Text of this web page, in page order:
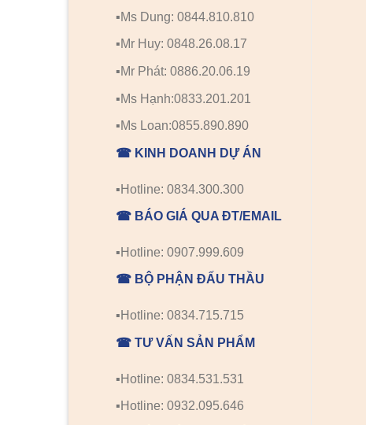
▪️Ms Dung: 0844.810.810
▪️Mr Huy: 0848.26.08.17
▪️Mr Phát: 0886.20.06.19
▪️Ms Hạnh:0833.201.201
▪️Ms Loan:0855.890.890
☎ KINH DOANH DỰ ÁN
▪️Hotline: 0834.300.300
☎ BÁO GIÁ QUA ĐT/EMAIL
▪️Hotline: 0907.999.609
☎ BỘ PHẬN ĐẤU THẦU
▪️Hotline: 0834.715.715
☎ TƯ VẤN SẢN PHẨM
▪️Hotline: 0834.531.531
▪️Hotline: 0932.095.646